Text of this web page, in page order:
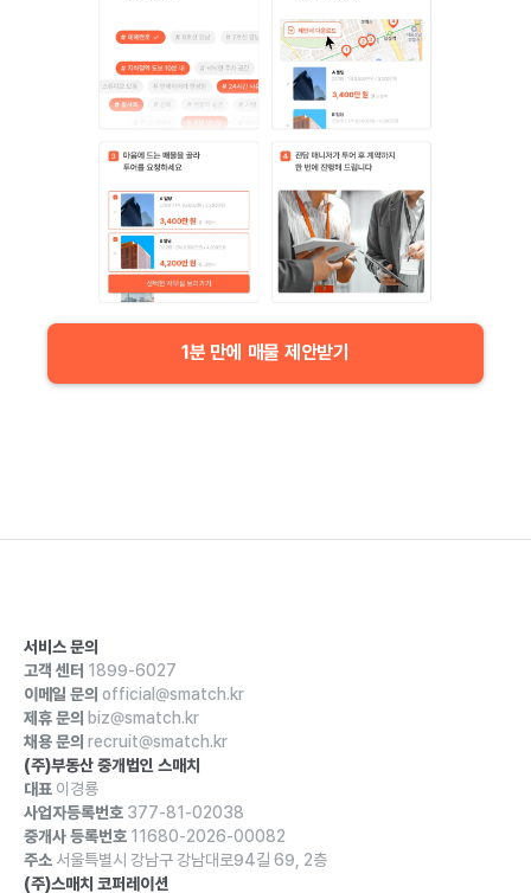
1분 만에 매물 제안받기
서비스 문의
고객 센터 1899-6027
이메일 문의 official@smatch.kr
제휴 문의 biz@smatch.kr
채용 문의 recruit@smatch.kr
(주)부동산 중개법인 스매치
대표 이경룡
사업자등록번호 377-81-02038
중개사 등록번호 11680-2026-00082
주소 서울특별시 강남구 강남대로94길 69, 2층
(주)스매치 코퍼레이션